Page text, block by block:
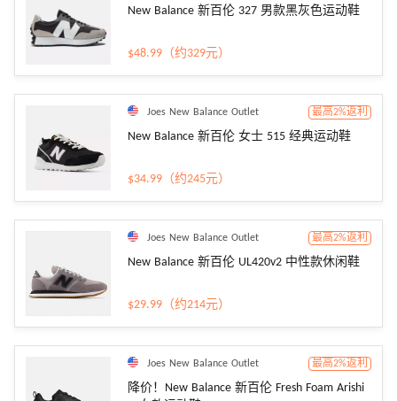
New Balance 新百伦 327 男款黑灰色运动鞋
$48.99（约329元）
Joes New Balance Outlet 最高2%返利
New Balance 新百伦 女士 515 经典运动鞋
$34.99（约245元）
Joes New Balance Outlet 最高2%返利
New Balance 新百伦 UL420v2 中性款休闲鞋
$29.99（约214元）
Joes New Balance Outlet 最高2%返利
降价！New Balance 新百伦 Fresh Foam Arishi